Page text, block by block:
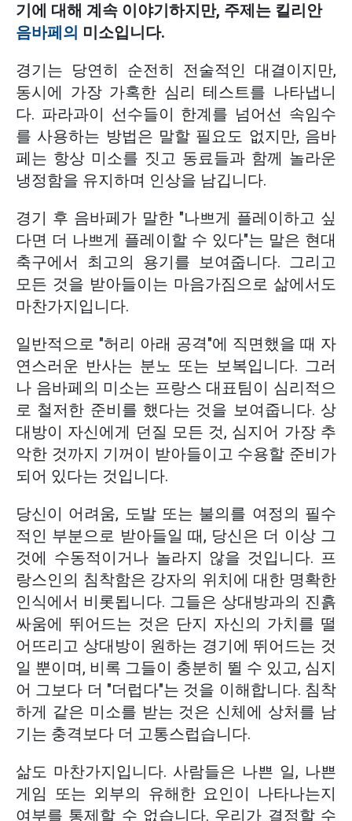
기에 대해 계속 이야기하지만, 주제는 킬리안
음바페의 미소입니다.
경기는 당연히 순전히 전술적인 대결이지만,
동시에 가장 가혹한 심리 테스트를 나타냅니
다. 파라과이 선수들이 한계를 넘어선 속임수
를 사용하는 방법은 말할 필요도 없지만, 음바
페는 항상 미소를 짓고 동료들과 함께 놀라운
냉정함을 유지하며 인상을 남깁니다.
경기 후 음바페가 말한 "나쁘게 플레이하고 싶
다면 더 나쁘게 플레이할 수 있다"는 말은 현대
축구에서 최고의 용기를 보여줍니다. 그리고
모든 것을 받아들이는 마음가짐으로 삶에서도
마찬가지입니다.
일반적으로 "허리 아래 공격"에 직면했을 때 자
연스러운 반사는 분노 또는 보복입니다. 그러
나 음바페의 미소는 프랑스 대표팀이 심리적으
로 철저한 준비를 했다는 것을 보여줍니다. 상
대방이 자신에게 던질 모든 것, 심지어 가장 추
악한 것까지 기꺼이 받아들이고 수용할 준비가
되어 있다는 것입니다.
당신이 어려움, 도발 또는 불의를 여정의 필수
적인 부분으로 받아들일 때, 당신은 더 이상 그
것에 수동적이거나 놀라지 않을 것입니다. 프
랑스인의 침착함은 강자의 위치에 대한 명확한
인식에서 비롯됩니다. 그들은 상대방과의 진흙
싸움에 뛰어드는 것은 단지 자신의 가치를 떨
어뜨리고 상대방이 원하는 경기에 뛰어드는 것
일 뿐이며, 비록 그들이 충분히 뛸 수 있고, 심지
어 그보다 더 "더럽다"는 것을 이해합니다. 침착
하게 같은 미소를 받는 것은 신체에 상처를 남
기는 충격보다 더 고통스럽습니다.
삶도 마찬가지입니다. 사람들은 나쁜 일, 나쁜
게임 또는 외부의 유해한 요인이 나타나는지
여부를 통제할 수 없습니다. 우리가 결정할 수